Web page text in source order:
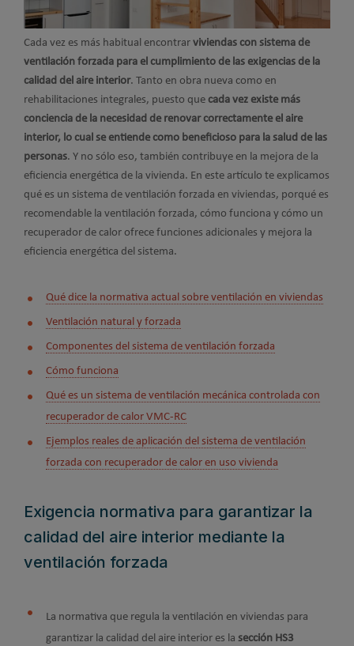
Cada vez es más habitual encontrar viviendas con sistema de
ventilación forzada para el cumplimiento de las exigencias de la
calidad del aire interior. Tanto en obra nueva como en
rehabilitaciones integrales, puesto que cada vez existe más
conciencia de la necesidad de renovar correctamente el aire
interior, lo cual se entiende como beneficioso para la salud de las
personas. Y no sólo eso, también contribuye en la mejora de la
eficiencia energética de la vivienda. En este artículo te explicamos
qué es un sistema de ventilación forzada en viviendas, porqué es
recomendable la ventilación forzada, cómo funciona y cómo un
recuperador de calor ofrece funciones adicionales y mejora la
eficiencia energética del sistema.
Qué dice la normativa actual sobre ventilación en viviendas
Ventilación natural y forzada
Componentes del sistema de ventilación forzada
Cómo funciona
Qué es un sistema de ventilación mecánica controlada con
recuperador de calor VMC-RC
Ejemplos reales de aplicación del sistema de ventilación
forzada con recuperador de calor en uso vivienda
Exigencia normativa para garantizar la
calidad del aire interior mediante la
ventilación forzada
La normativa que regula la ventilación en viviendas para
garantizar la calidad del aire interior es la sección HS3